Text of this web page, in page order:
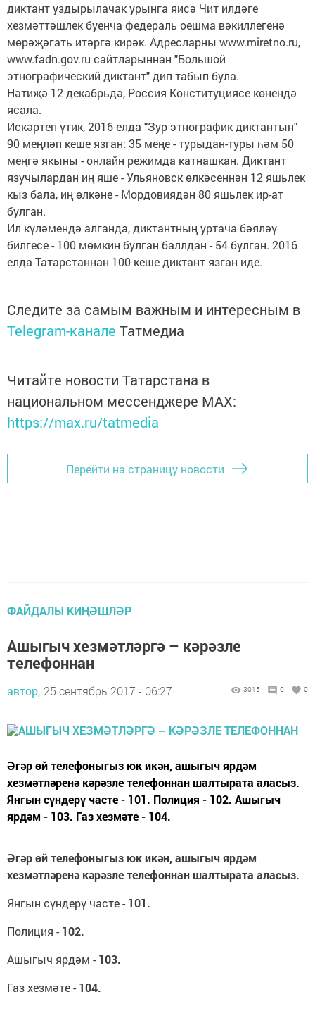
диктант уздырылачак урынга яисә Чит илдәге
хезмәттәшлек буенча федераль оешма вәкиллегенә
мөрәҗәгать итәргә кирәк. Адресларны www.miretno.ru,
www.fadn.gov.ru сайтларыннан "Большой
этнографический диктант" дип табып була.
Нәтиҗә 12 декабрьдә, Россия Конституциясе көнендә
ясала.
Искәртеп үтик, 2016 елда "Зур этнографик диктантын"
90 меңләп кеше язган: 35 меңе - турыдан-туры һәм 50
меңгә якыны - онлайн режимда катнашкан. Диктант
язучылардан иң яше - Ульяновск өлкәсеннән 12 яшьлек
кыз бала, иң өлкәне - Мордовиядән 80 яшьлек ир-ат
булган.
Ил күләмендә алганда, диктантның уртача бәяләү
билгесе - 100 мөмкин булган баллдан - 54 булган. 2016
елда Татарстаннан 100 кеше диктант язган иде.
Следите за самым важным и интересным в
Telegram-канале Татмедиа
Читайте новости Татарстана в
национальном мессенджере MАХ:
https://max.ru/tatmedia
Перейти на страницу новости
ФАЙДАЛЫ КИҢӘШЛӘР
Ашыгыч хезмәтләргә – кәрәзле
телефоннан
автор, 25 сентябрь 2017 - 06:27 3015 0 0
Әгәр өй телефоныгыз юк икән, ашыгыч ярдәм
хезмәтләренә кәрәзле телефоннан шалтырата аласыз.
Янгын сүндерү часте - 101. Полиция - 102. Ашыгыч
ярдәм - 103. Газ хезмәте - 104.
Әгәр өй телефоныгыз юк икән, ашыгыч ярдәм
хезмәтләренә кәрәзле телефоннан шалтырата аласыз.
Янгын сүндерү часте - 101.
Полиция - 102.
Ашыгыч ярдәм - 103.
Газ хезмәте - 104.